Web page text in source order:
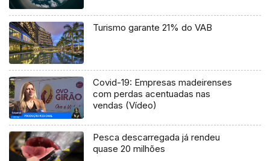
Turismo garante 21% do VAB
Covid-19: Empresas madeirenses
com perdas acentuadas nas
vendas (Vídeo)
Pesca descarregada já rendeu
quase 20 milhões